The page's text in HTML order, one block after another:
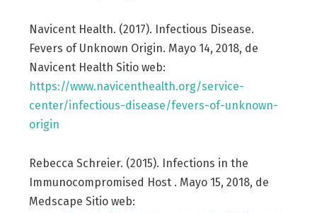
Navicent Health. (2017). Infectious Disease.
Fevers of Unknown Origin. Mayo 14, 2018, de
Navicent Health Sitio web:
https://www.navicenthealth.org/service-
center/infectious-disease/fevers-of-unknown-
origin
Rebecca Schreier. (2015). Infections in the
Immunocompromised Host . Mayo 15, 2018, de
Medscape Sitio web: